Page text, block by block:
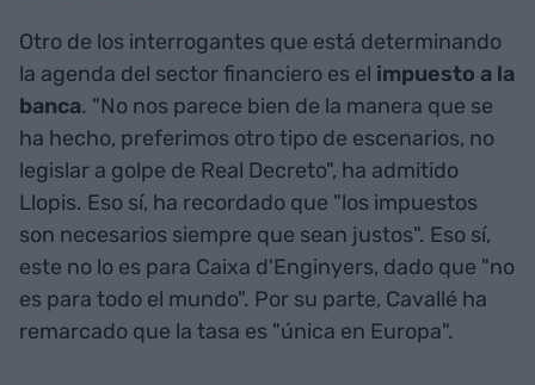
Otro de los interrogantes que está determinando
la agenda del sector financiero es el impuesto a la
banca. "No nos parece bien de la manera que se
ha hecho, preferimos otro tipo de escenarios, no
legislar a golpe de Real Decreto", ha admitido
Llopis. Eso sí, ha recordado que "los impuestos
son necesarios siempre que sean justos". Eso sí,
este no lo es para Caixa d'Enginyers, dado que "no
es para todo el mundo". Por su parte, Cavallé ha
remarcado que la tasa es "única en Europa".